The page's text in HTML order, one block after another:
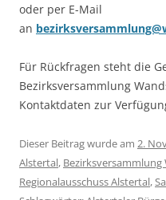
oder per E-Mail
an
Für Rückfragen steht die
Bezirksversammlung
Kontaktdaten zur
Dieser Beitrag wurde am 2.
Alstertal, Bezirksversammlung
Regionalausschuss Alstertal,